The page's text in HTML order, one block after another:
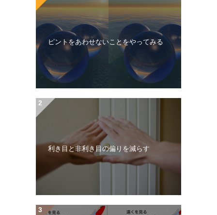
ピントをあわせないことをやってみる
利き目と非利き目の偏りを減らす